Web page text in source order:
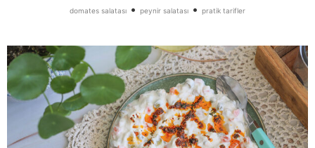
domates salatası • peynir salatası • pratik tarifler